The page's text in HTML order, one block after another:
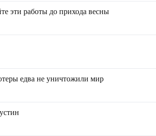
эти работы до прихода весны
едва не уничтожили мир